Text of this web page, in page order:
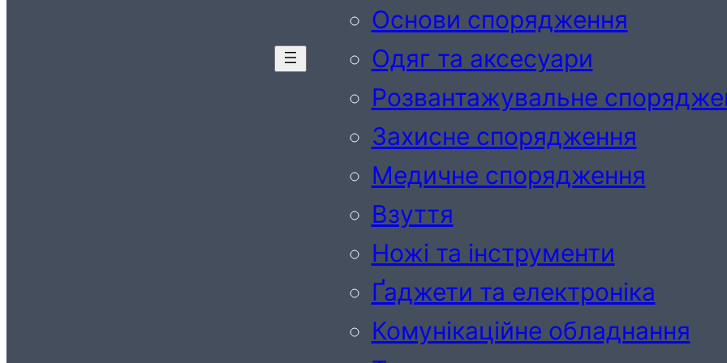
Основи спорядження
Одяг та аксесуари
Розвантажувальне
Захисне спорядження
Медичне спорядження
Взуття
Ножі та інструменти
Ґаджети та електроніка
Комунікаційне обладнання